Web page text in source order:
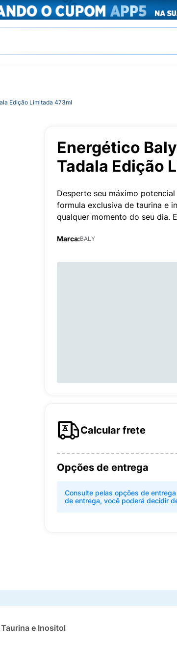
Edição Limitada 473ml
Energético
Tadala Edição
Desperte seu máximo
formula exclusiva de taurina e
qualquer momento do seu dia.
Marca:BALY
Calcular frete
Opções de entrega
Consulte pelas opções de
de entrega, você poderá decidir
e Inositol